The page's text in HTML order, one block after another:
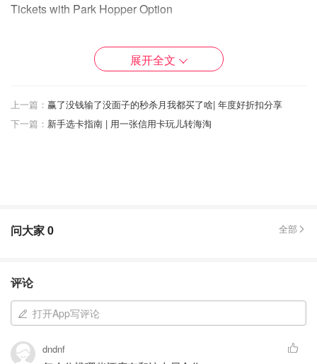
Tickets with Park Hopper Option
会让你选择一个日期，就是你第一天入园的日期（我们是
11/21），在那个日期的四天内（11/24之前），你需要把剩
我们就是11/21和11/24去的
展开全文
上一篇： 赢了没钱输了没面子的秒杀月我都买了啥| 年度好折扣分享
下一篇： 新手选卡指南 | 用一张信用卡玩儿转海淘
问大家0 全部
评论
打开App写评论
dndnf